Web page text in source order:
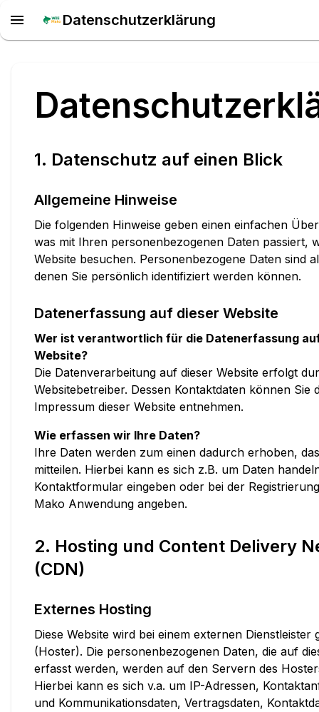
Datenschutzerklärung
1. Datenschutz auf einen Blick
Allgemeine Hinweise
Die folgenden Hinweise geben einen einfachen
was mit Ihren personenbezogenen Daten passiert,
Website besuchen. Personenbezogene Daten sind
denen Sie persönlich identifiziert werden können.
Datenerfassung auf dieser Website
Wer ist verantwortlich für die Datenerfassung
Website?
Die Datenverarbeitung auf dieser Website erfolgt
Websitebetreiber. Dessen Kontaktdaten können Sie
Impressum dieser Website entnehmen.
Wie erfassen wir Ihre Daten?
Ihre Daten werden zum einen dadurch erhoben,
mitteilen. Hierbei kann es sich z.B. um Daten
Kontaktformular eingeben oder bei der
Mako Anwendung angeben.
2. Hosting und Content Delivery
(CDN)
Externes Hosting
Diese Website wird bei einem externen Dienstleister
(Hoster). Die personenbezogenen Daten, die auf
erfasst werden, werden auf den Servern des
Hierbei kann es sich v.a. um IP-Adressen,
und Kommunikationsdaten, Vertragsdaten,